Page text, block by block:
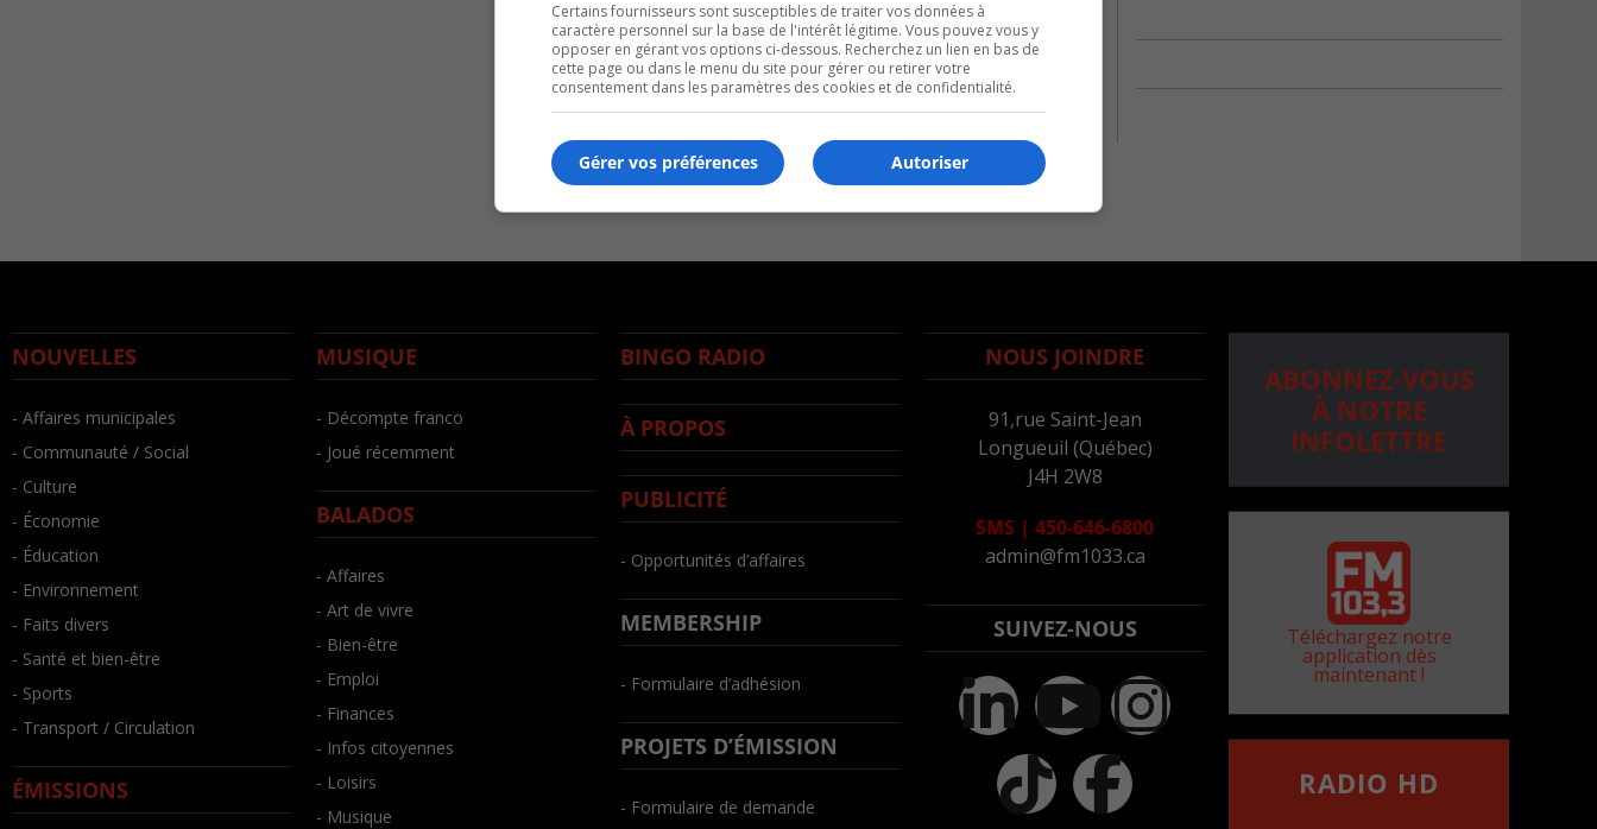
NOUVELLES
- Affaires municipales
- Communauté / Social
- Culture
- Économie
- Éducation
- Environnement
- Faits divers
- Santé et bien-être
- Sports
- Transport / Circulation
ÉMISSIONS
MUSIQUE
- Décompte franco
- Joué récemment
BALADOS
- Affaires
- Art de vivre
- Bien-être
- Emploi
- Finances
- Infos citoyennes
- Loisirs
- Musique
BINGO RADIO
À PROPOS
PUBLICITÉ
- Opportunités d’affaires
MEMBERSHIP
- Formulaire d’adhésion
PROJETS D’ÉMISSION
- Formulaire de demande
NOUS JOINDRE
91,rue Saint-Jean
Longueuil (Québec)
J4H 2W8
SMS | 450-646-6800
admin@fm1033.ca
SUIVEZ-NOUS
ABONNEZ-VOUS
À NOTRE
INFOLETTRE
Téléchargez notre
application dès
maintenant !
RADIO HD
Certains fournisseurs sont susceptibles de traiter vos données à
caractère personnel sur la base de l'intérêt légitime. Vous pouvez vous y
opposer en gérant vos options ci-dessous. Recherchez un lien en bas de
cette page ou dans le menu du site pour gérer ou retirer votre
consentement dans les paramètres des cookies et de confidentialité.
Autoriser
Gérer vos préférences